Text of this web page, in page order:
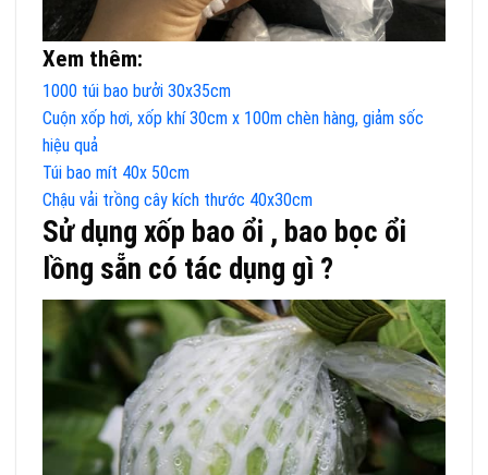
Xem thêm:
1000 túi bao bưởi 30x35cm
Cuộn xốp hơi, xốp khí 30cm x 100m chèn hàng, giảm sốc
hiệu quả
Túi bao mít 40x 50cm
Chậu vải trồng cây kích thước 40x30cm
Sử dụng xốp bao ổi , bao bọc ổi
lồng sẵn có tác dụng gì ?